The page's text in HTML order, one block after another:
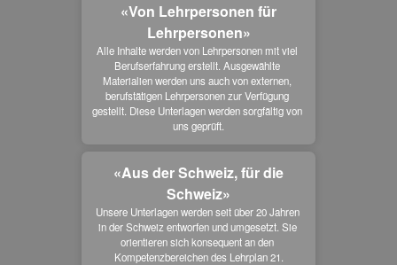
«Von Lehrpersonen für
Lehrpersonen»
Alle Inhalte werden von Lehrpersonen mit viel
Berufserfahrung erstellt. Ausgewählte
Materialien werden uns auch von externen,
berufstätigen Lehrpersonen zur Verfügung
gestellt. Diese Unterlagen werden sorgfältig von
uns geprüft.
«Aus der Schweiz, für die
Schweiz»
Unsere Unterlagen werden seit über 20 Jahren
in der Schweiz entworfen und umgesetzt. Sie
orientieren sich konsequent an den
Kompetenzbereichen des Lehrplan 21.